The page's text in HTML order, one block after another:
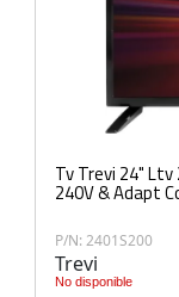
Tv Trevi 24"
240V & Adapt
P/N: 2401S200
Trevi
No disponible